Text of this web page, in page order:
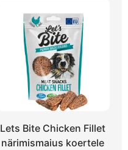
Lets Bite Chicken Fillet
närimismaius koertele